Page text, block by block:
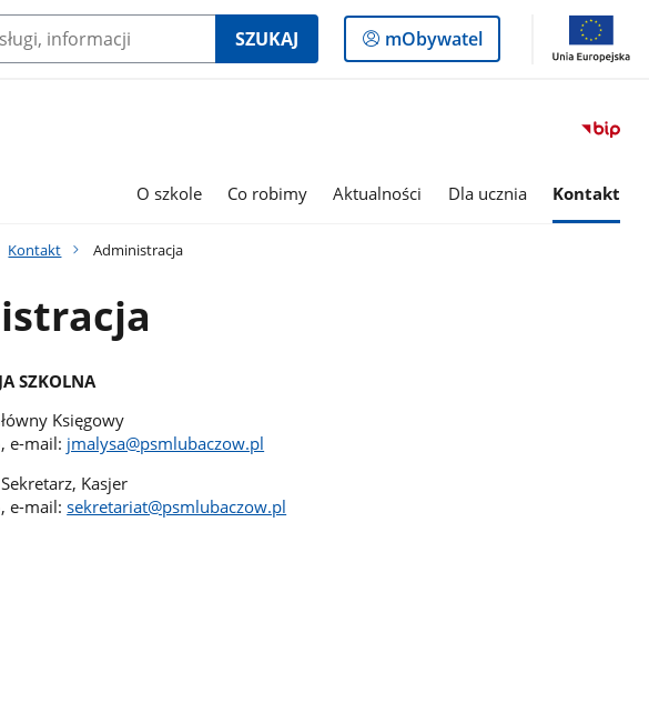
SZUKAJ
Logowanie
do
mObywatel
O szkole Co robimy Aktualności Dla ucznia Kontakt
Kontakt Administracja
SZKOLNA
Księgowy
e-mail: jmalysa@psmlubaczow.pl
Kasjer
e-mail:sekretariat@psmlubaczow.pl